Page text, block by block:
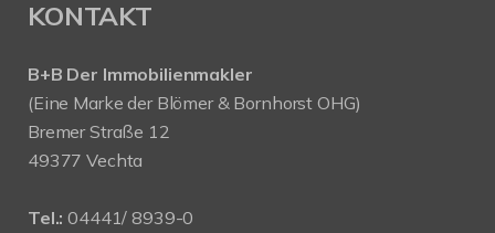
KONTAKT
B+B Der Immobilienmakler
(Eine Marke der Blömer & Bornhorst OHG)
Bremer Straße 12
49377 Vechta
Tel.: 04441/ 8939-0